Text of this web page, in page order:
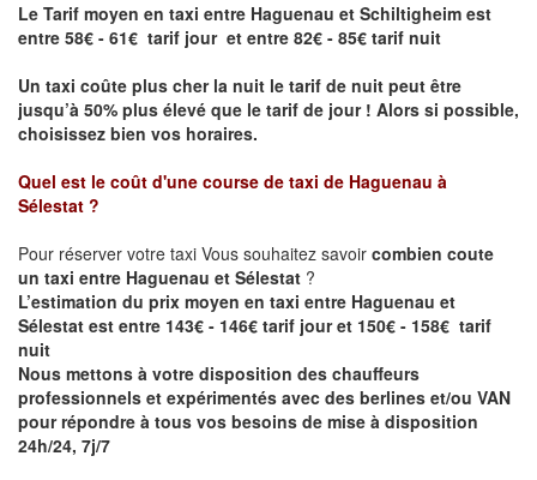
Le Tarif moyen en taxi entre Haguenau et Schiltigheim est
entre 58€ - 61€ tarif jour et entre 82€ - 85€ tarif nuit
Un taxi coûte plus cher la nuit le tarif de nuit peut être
jusqu’à 50% plus élevé que le tarif de jour ! Alors si possible,
choisissez bien vos horaires.
Quel est le coût d'une course de taxi de Haguenau à
Sélestat ?
Pour réserver votre taxi Vous souhaitez savoir combien coute
un taxi entre Haguenau et Sélestat ?
L’estimation du prix moyen en taxi entre Haguenau et
Sélestat est entre 143€ - 146€ tarif jour et 150€ - 158€ tarif
nuit
Nous mettons à votre disposition des chauffeurs
professionnels et expérimentés avec des berlines et/ou VAN
pour répondre à tous vos besoins de mise à disposition
24h/24, 7j/7